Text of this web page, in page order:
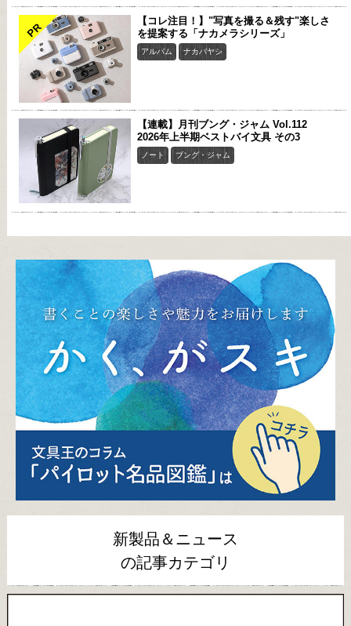
PR
【コレ注目！】"写真を撮る＆残す"楽しさ
を提案する「ナカメラシリーズ」
アルバム ナカバヤシ
【連載】月刊ブング・ジャム Vol.112
2026年上半期ベストバイ文具 その3
ノート ブング・ジャム
新製品＆ニュース
の記事カテゴリ